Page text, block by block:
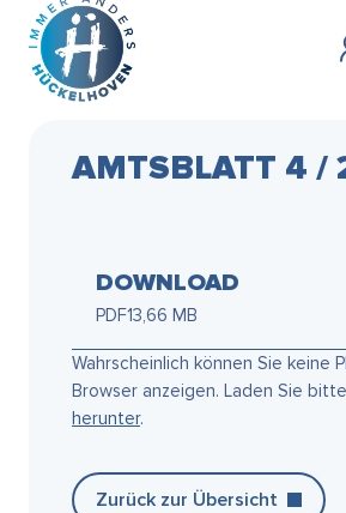
Zum Hauptinhalt springen
AMTSBLATT 4 /
DOWNLOAD
PDF13,66 MB
Wahrscheinlich können Sie keine
Browser anzeigen. Laden Sie bitte
herunter.
Zurück zur Übersicht